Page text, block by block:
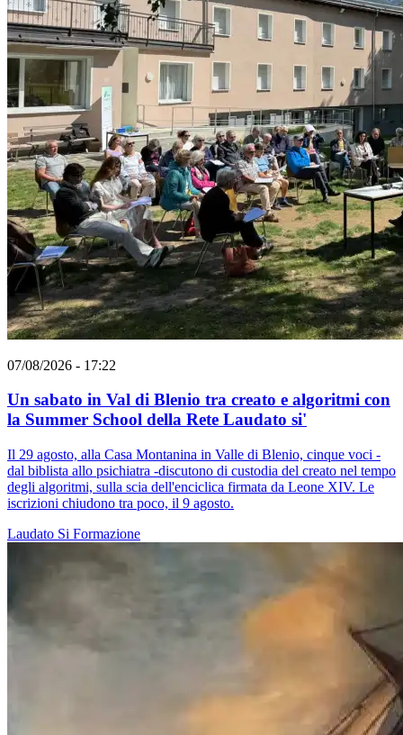
07/08/2026 - 17:22
Un sabato in Val di Blenio tra creato e algoritmi con
la Summer School della Rete Laudato si'
Il 29 agosto, alla Casa Montanina in Valle di Blenio, cinque voci -
dal biblista allo psichiatra -discutono di custodia del creato nel tempo
degli algoritmi, sulla scia dell'enciclica firmata da Leone XIV. Le
iscrizioni chiudono tra poco, il 9 agosto.
Laudato Si Formazione